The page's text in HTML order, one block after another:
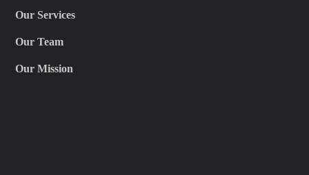
Our Services
Our Team
Our Mission